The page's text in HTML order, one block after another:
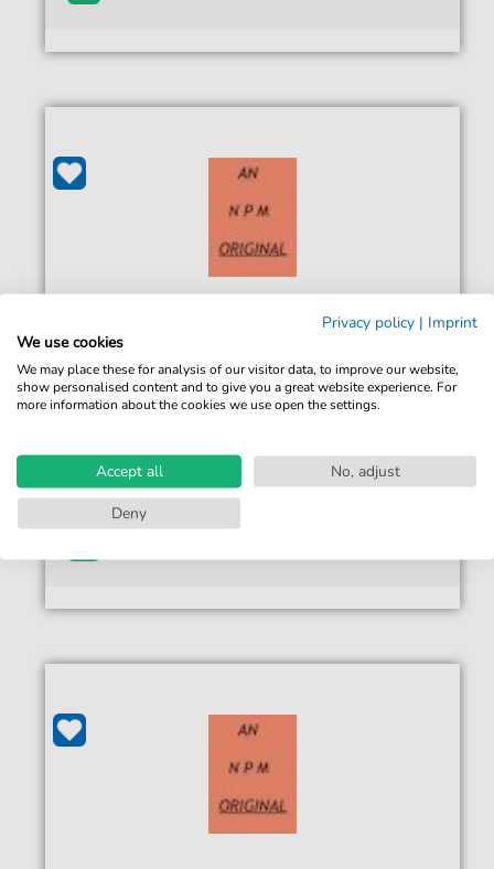
On Solid Ground
Für: Cembalo, Flöte, Horn, Klarinette, Kontrabass, Orgel,
Sofort verfügbar
Sofortiger Download
8,35 €*
Privacy policy | Imprint
We use cookies
We may place these for analysis of our visitor data, to improve our website,
show personalised content and to give you a great website experience. For
more information about the cookies we use open the settings.
Accept all
No, adjust
Deny